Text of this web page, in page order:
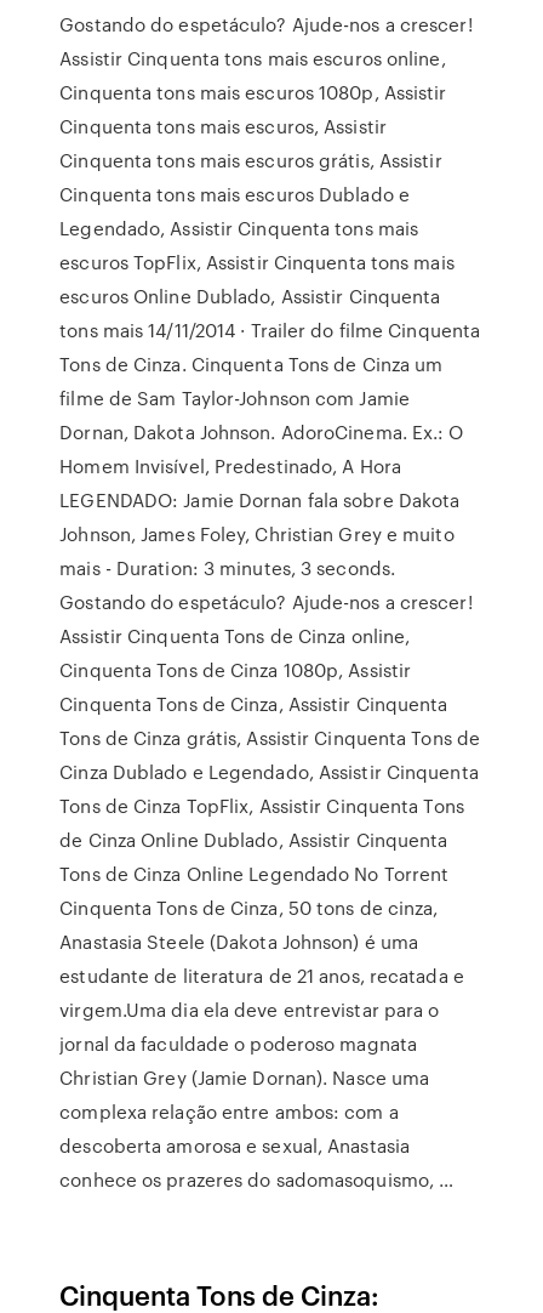
Gostando do espetáculo? Ajude-nos a crescer!
Assistir Cinquenta tons mais escuros online,
Cinquenta tons mais escuros 1080p, Assistir
Cinquenta tons mais escuros, Assistir
Cinquenta tons mais escuros grátis, Assistir
Cinquenta tons mais escuros Dublado e
Legendado, Assistir Cinquenta tons mais
escuros TopFlix, Assistir Cinquenta tons mais
escuros Online Dublado, Assistir Cinquenta
tons mais 14/11/2014 · Trailer do filme Cinquenta
Tons de Cinza. Cinquenta Tons de Cinza um
filme de Sam Taylor-Johnson com Jamie
Dornan, Dakota Johnson. AdoroCinema. Ex.: O
Homem Invisível, Predestinado, A Hora
LEGENDADO: Jamie Dornan fala sobre Dakota
Johnson, James Foley, Christian Grey e muito
mais - Duration: 3 minutes, 3 seconds.
Gostando do espetáculo? Ajude-nos a crescer!
Assistir Cinquenta Tons de Cinza online,
Cinquenta Tons de Cinza 1080p, Assistir
Cinquenta Tons de Cinza, Assistir Cinquenta
Tons de Cinza grátis, Assistir Cinquenta Tons de
Cinza Dublado e Legendado, Assistir Cinquenta
Tons de Cinza TopFlix, Assistir Cinquenta Tons
de Cinza Online Dublado, Assistir Cinquenta
Tons de Cinza Online Legendado No Torrent
Cinquenta Tons de Cinza, 50 tons de cinza,
Anastasia Steele (Dakota Johnson) é uma
estudante de literatura de 21 anos, recatada e
virgem.Uma dia ela deve entrevistar para o
jornal da faculdade o poderoso magnata
Christian Grey (Jamie Dornan). Nasce uma
complexa relação entre ambos: com a
descoberta amorosa e sexual, Anastasia
conhece os prazeres do sadomasoquismo, …
Cinquenta Tons de Cinza: